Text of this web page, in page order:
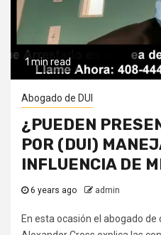
1 min read
Abogado de DUI
¿PUEDEN
POR (DUI)
INFLUENCIA DE
6 years ago admin
En esta ocasión el abogado